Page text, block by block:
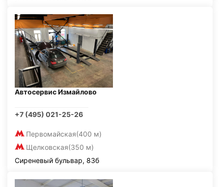
Автосервис Измайлово
+7 (495) 021-25-26
Первомайская(400 м)
Щелковская(350 м)
Сиреневый бульвар, 83б